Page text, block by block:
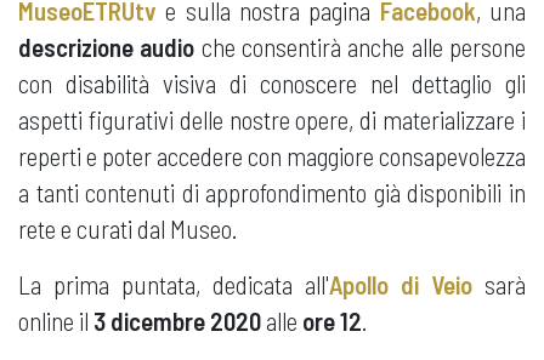
MuseoETRUtv e sulla nostra pagina Facebook, una
descrizione audio che consentirà anche alle persone
con disabilità visiva di conoscere nel dettaglio gli
aspetti figurativi delle nostre opere, di materializzare i
reperti e poter accedere con maggiore consapevolezza
a tanti contenuti di approfondimento già disponibili in
rete e curati dal Museo.
La prima puntata, dedicata all'Apollo di Veio sarà
online il 3 dicembre 2020 alle ore 12.